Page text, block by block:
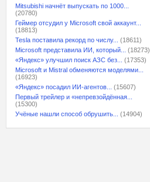
Mitsubishi начнёт выпускать по 1000...
(20780)
Геймер отсудил у Microsoft свой аккаунт...
(18813)
Tesla поставила рекорд по числу...
(18611)
Microsoft представила ИИ, который...
(18273)
«Яндекс» улучшил поиск АЗС без...
(17353)
Microsoft и Mistral обменяются моделями...
(16923)
«Яндекс» посадил ИИ-агентов...
(15607)
Первый трейлер и «непревзойдённая...
(15300)
Учёные нашли способ обрушить...
(14904)